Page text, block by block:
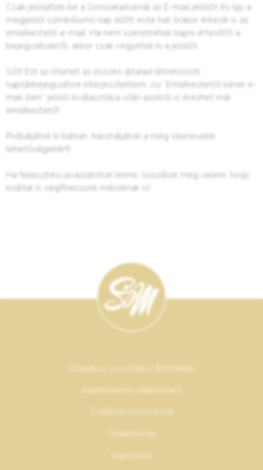
Csak jelöljétek be a Sorozataitoknál az E-mail jelölőt és így a
megjelölt szimbólumú nap előtt este hat órakor érkezik is az
emlékeztető e-mail. Ha nem szeretnétek kapni értesítőt a
bejegyzésekről, akkor csak vegyétek ki a jelölőt.
Sőt! Ezt az ötletet az összes általad létrehozott
naptárbejegyzésre kiterjesztettem. Az “Emlékeztetőt kérek e-
mail-ben” jelölő kiválasztása után azokról is érezhet már
emlékeztető!
Próbáljátok ki bátran, használjátok a még sikeresebb
lehetőségekért!
Ha fejlesztési javaslatotok lenne, osszátok meg velem, hogy
ezáltal is segíthessünk másoknak is!
Általános szerződési feltételek
Adatkezelési tájékoztató
Szállítási információk
Oldaltérkép
Kapcsolat